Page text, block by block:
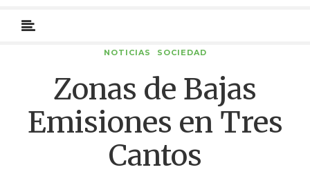
primario
NOTICIAS SOCIEDAD
Zonas de Bajas
Emisiones en Tres
Cantos